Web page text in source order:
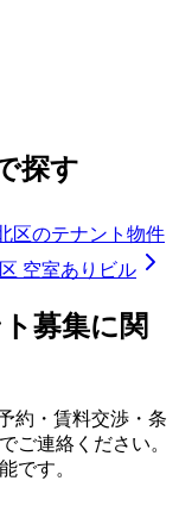
探す
区のテナント物件
空室ありビル
募集に関
約・賃料交渉・条
ご連絡ください。
です。